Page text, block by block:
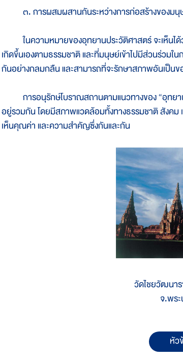
๓. การผสมผสานกันระหว่างการก่อสร้างของมนุ
ในความหมายของอุทยานประวัติศาสตร์ จะเห็นได้
เกิดขึ้นเองตามธรรมชาติ และที่มนุษย์เข้าไปมีส่วนร่วม
กันอย่างกลมกลืน และสามารถที่จะรักษาสภาพอันเป็นข
การอนุรักษ์โบราณสถานตามแนวทางของ “อุทยาน
อยู่รวมกัน โดยมีสภาพแวดล้อมทั้งทางธรรมชาติ สังคม
เห็นคุณค่า และความสำคัญซึ่งกันและกัน
วัดไชยวัฒนา
จ.พร
หัว